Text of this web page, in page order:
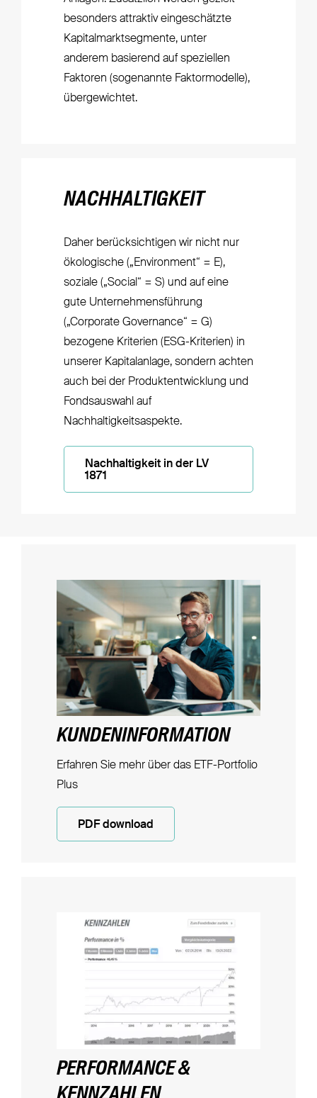
besonders attraktiv eingeschätzte
Kapitalmarktsegmente, unter
anderem basierend auf speziellen
Faktoren (sogenannte Faktormodelle),
übergewichtet.
NACHHALTIGKEIT
Daher berücksichtigen wir nicht nur
ökologische („Environment“ = E),
soziale („Social“ = S) und auf eine
gute Unternehmensführung
(„Corporate Governance“ = G)
bezogene Kriterien (ESG-Kriterien) in
unserer Kapitalanlage, sondern achten
auch bei der Produktentwicklung und
Fondsauswahl auf
Nachhaltigkeitsaspekte.
Nachhaltigkeit in der LV
1871
KUNDENINFORMATION
Erfahren Sie mehr über das ETF-Portfolio
Plus
PDF download
PERFORMANCE &